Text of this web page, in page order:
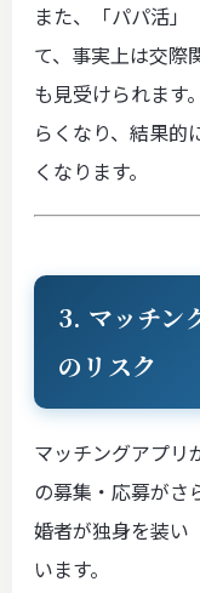
また、「パパ活」
て、事実上は交際
も見受けられます
らくなり、結果的
くなります。
3. マッチン
のリスク
マッチングアプリ
の募集・応募がさ
婚者が独身を装い
います。